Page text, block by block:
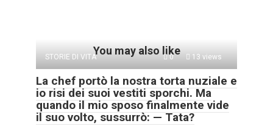
You may also like
STORIE DI VITA 0 13 views
La chef portò la nostra torta nuziale e
io risi dei suoi vestiti sporchi. Ma
quando il mio sposo finalmente vide
il suo volto, sussurrò: — Tata?